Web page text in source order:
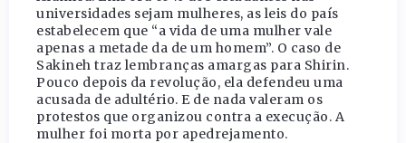
universidades sejam mulheres, as leis do país
estabelecem que “a vida de uma mulher vale
apenas a metade da de um homem”. O caso de
Sakineh traz lembranças amargas para Shirin.
Pouco depois da revolução, ela defendeu uma
acusada de adultério. E de nada valeram os
protestos que organizou contra a execução. A
mulher foi morta por apedrejamento.